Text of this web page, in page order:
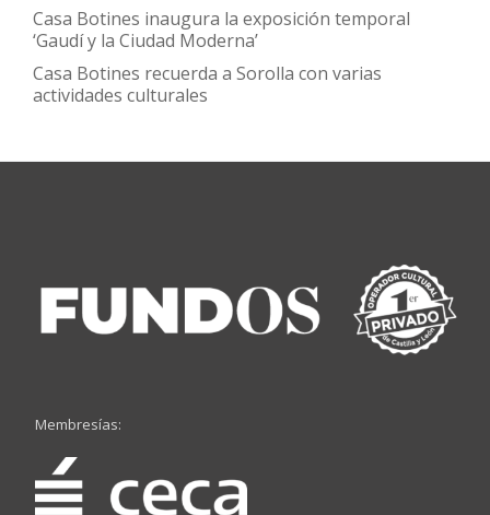
Casa Botines inaugura la exposición temporal
‘Gaudí y la Ciudad Moderna’
Casa Botines recuerda a Sorolla con varias
actividades culturales
Membresías: